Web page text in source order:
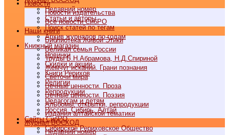
Недавний номер
Статьи и авторы
Поиск статей по тегам
Архив журналов по годам
Книжный магазин
Новинки
Скидки и акции
Книги Рерихов
Религии
Репродукции
Педагогам и детям
Россия, Сибирь, Алтай
Cайты СибРО
Сибирское Рериховское Общество
Новости
Новости издательства
Все новости СибРО
Наши книги
Библиотека Живой Этики
Великая семья России
Труды Б.Н.Абрамова, Н.Д.Спириной
Жемчуг исканий. Грани познания
Светочи мира
Вечные ценности. Проза
Вечные ценности. Поэзия
Альбомы, открытки, репродукции
Издания алтайской тематики
Журнал ВОСХОД
Недавний номер